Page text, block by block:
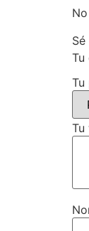
Tu
Tu
Tu